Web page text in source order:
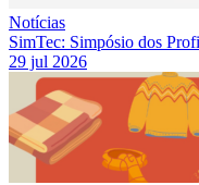
Notícias
SimTec: Simpósio dos
29 jul 2026